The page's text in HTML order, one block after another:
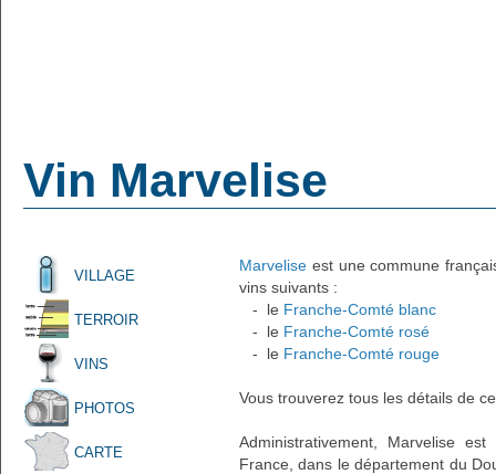
Vin Marvelise
VILLAGE
TERROIR
VINS
PHOTOS
CARTE
Marvelise est une commune
vins suivants :
- le Franche-Comté blanc
- le Franche-Comté rosé
- le Franche-Comté rouge
Vous trouverez tous les détails de
Administrativement, Marvelise
France, dans le département du